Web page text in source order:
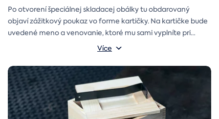
Po otvorení špeciálnej skladacej obálky tu obdarovaný
objaví zážitkový poukaz vo forme kartičky. Na kartičke bude
uvedené meno a venovanie, ktoré mu sami vyplníte pri
Více